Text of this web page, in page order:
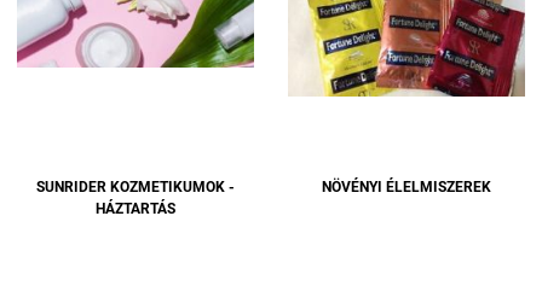
SUNRIDER KOZMETIKUMOK -
HÁZTARTÁS
NÖVÉNYI ÉLELMISZEREK